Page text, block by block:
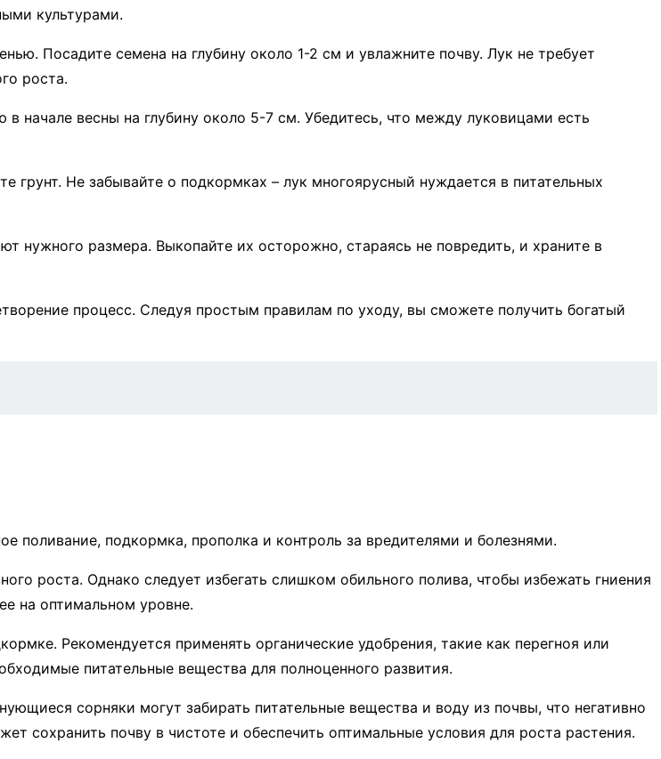
культурами.
Посадите семена на глубину около 1-2 см и увлажните почву. Лук не требует
роста.
начале весны на глубину около 5-7 см. Убедитесь, что между луковицами есть
грунт. Не забывайте о подкормках – лук многоярусный нуждается в питательных
нужного размера. Выкопайте их осторожно, стараясь не повредить, и храните в
процесс. Следуя простым правилам по уходу, вы сможете получить богатый
подкормка, прополка и контроль за вредителями и болезнями.
роста. Однако следует избегать слишком обильного полива, чтобы избежать гниения
на оптимальном уровне.
Рекомендуется применять органические удобрения, такие как перегноя или
питательные вещества для полноценного развития.
сорняки могут забирать питательные вещества и воду из почвы, что негативно
сохранить почву в чистоте и обеспечить оптимальные условия для роста растения.